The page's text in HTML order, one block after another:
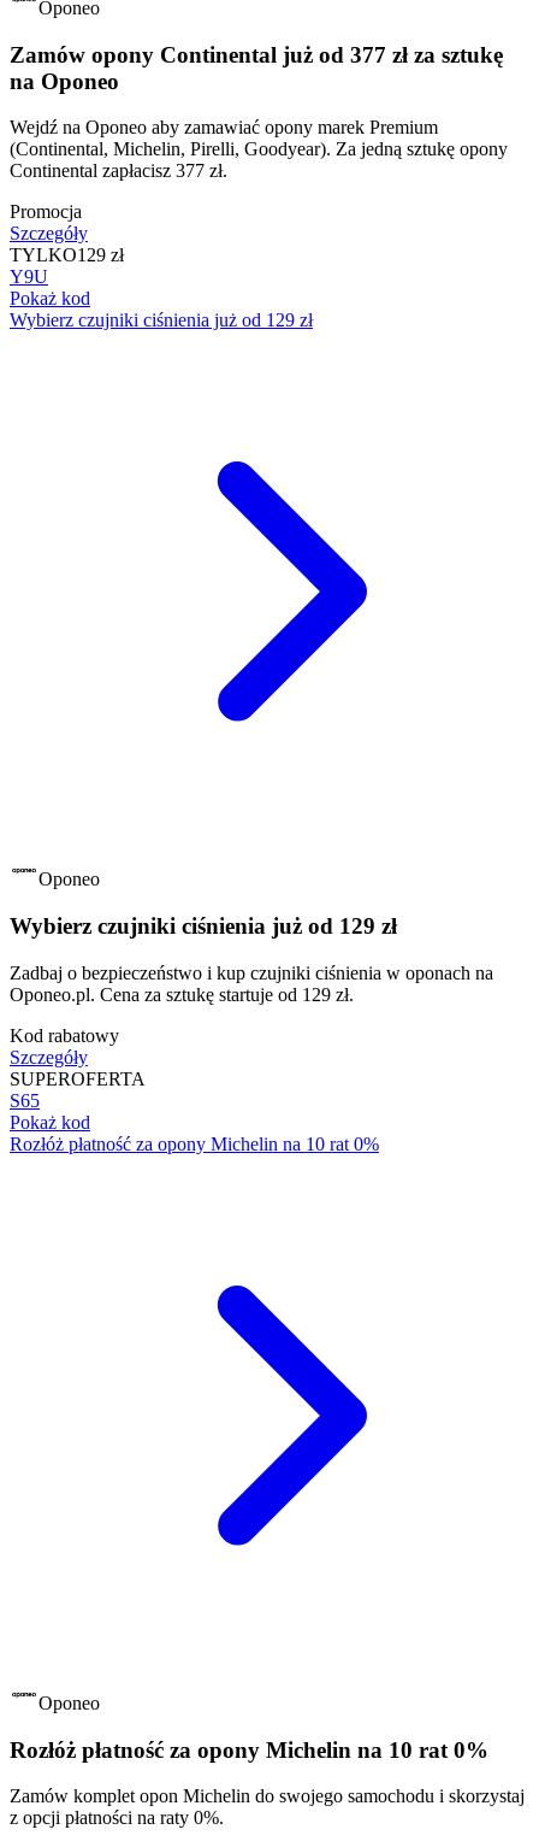
Oponeo
Zamów opony Continental już od 377 zł za sztukę
na Oponeo
Wejdź na Oponeo aby zamawiać opony marek Premium
(Continental, Michelin, Pirelli, Goodyear). Za jedną sztukę opony
Continental zapłacisz 377 zł.
Promocja
Szczegóły
TYLKO129 zł
Y9U
Pokaż kod
Wybierz czujniki ciśnienia już od 129 zł
Oponeo
Wybierz czujniki ciśnienia już od 129 zł
Zadbaj o bezpieczeństwo i kup czujniki ciśnienia w oponach na
Oponeo.pl. Cena za sztukę startuje od 129 zł.
Kod rabatowy
Szczegóły
SUPEROFERTA
S65
Pokaż kod
Rozłóż płatność za opony Michelin na 10 rat 0%
Oponeo
Rozłóż płatność za opony Michelin na 10 rat 0%
Zamów komplet opon Michelin do swojego samochodu i skorzystaj
z opcji płatności na raty 0%.